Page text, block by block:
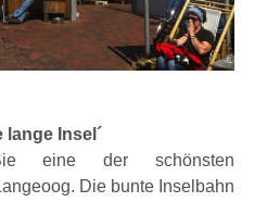
lange Insel´
eine der schönsten
Die bunte Inselbahn